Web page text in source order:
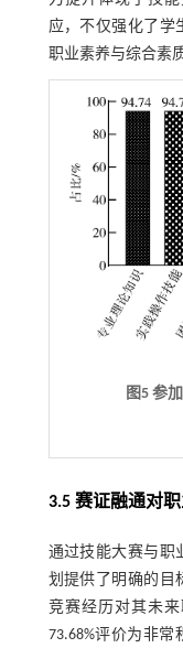
应，不仅强化了学
职业素养与综合素质
图5 参
3.5 赛证融通对
通过技能大赛与职
划提供了明确的目
竞赛经历对其未
73.68%评价为非常